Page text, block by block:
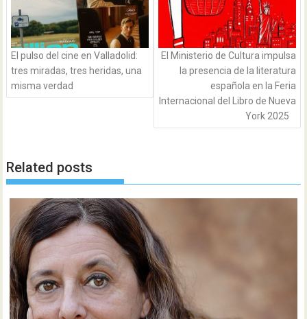
El pulso del cine en Valladolid:
tres miradas, tres heridas, una
misma verdad
El Ministerio de Cultura impulsa
la presencia de la literatura
española en la Feria
Internacional del Libro de Nueva
York 2025
Related posts